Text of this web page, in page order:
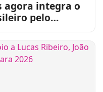
agora integra o
pelo